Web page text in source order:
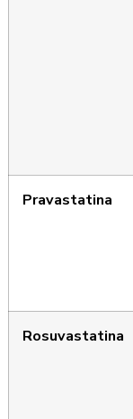
Pravastatina
Rosuvastatina